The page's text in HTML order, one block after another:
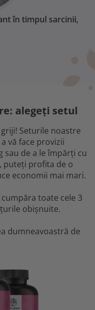
în timpul sarcinii,
alegeți setul
Seturile noastre
vă face provizii
de a le împărți cu
puteți profita de o
economii mai mari.
toate cele 3
obișnuite.
dumneavoastră de